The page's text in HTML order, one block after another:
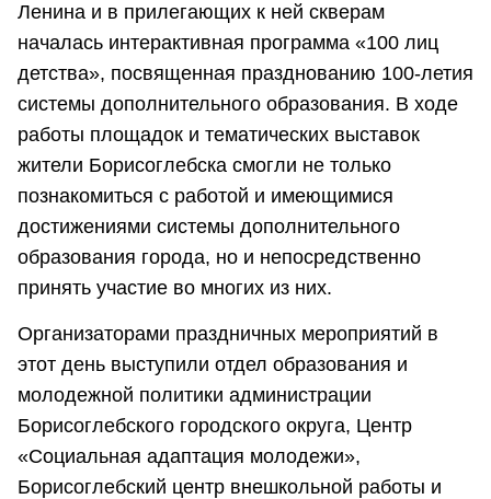
Ленина и в прилегающих к ней скверам
началась интерактивная программа «100 лиц
детства», посвященная празднованию 100-летия
системы дополнительного образования. В ходе
работы площадок и тематических выставок
жители Борисоглебска смогли не только
познакомиться с работой и имеющимися
достижениями системы дополнительного
образования города, но и непосредственно
принять участие во многих из них.
Организаторами праздничных мероприятий в
этот день выступили отдел образования и
молодежной политики администрации
Борисоглебского городского округа, Центр
«Социальная адаптация молодежи»,
Борисоглебский центр внешкольной работы и